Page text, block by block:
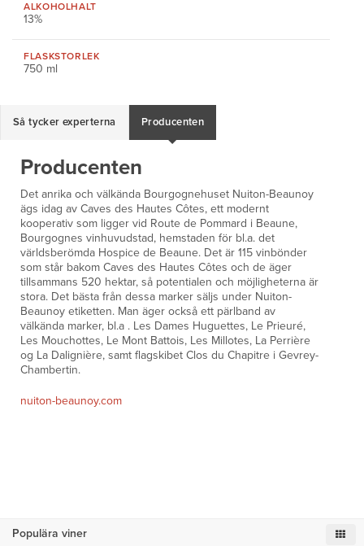
ALKOHOLHALT
13%
FLASKSTORLEK
750 ml
Så tycker experterna Producenten
Producenten
Det anrika och välkända Bourgognehuset Nuiton-Beaunoy
ägs idag av Caves des Hautes Côtes, ett modernt
kooperativ som ligger vid Route de Pommard i Beaune,
Bourgognes vinhuvudstad, hemstaden för bl.a. det
världsberömda Hospice de Beaune. Det är 115 vinbönder
som står bakom Caves des Hautes Côtes och de äger
tillsammans 520 hektar, så potentialen och möjligheterna är
stora. Det bästa från dessa marker säljs under Nuiton-
Beaunoy etiketten. Man äger också ett pärlband av
välkända marker, bl.a . Les Dames Huguettes, Le Prieuré,
Les Mouchottes, Le Mont Battois, Les Millotes, La Perrière
og La Dalignière, samt flagskibet Clos du Chapitre i Gevrey-
Chambertin.
nuiton-beaunoy.com
Populära viner